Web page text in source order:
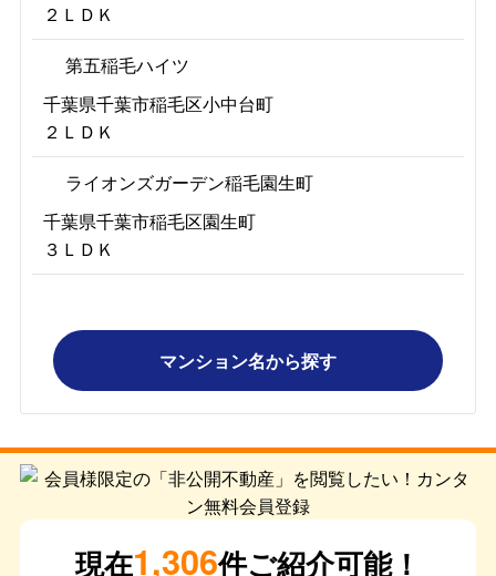
２ＬＤＫ
第五稲毛ハイツ
千葉県千葉市稲毛区小中台町
２ＬＤＫ
ライオンズガーデン稲毛園生町
千葉県千葉市稲毛区園生町
３ＬＤＫ
マンション名から探す
現在1,306件ご紹介可能！